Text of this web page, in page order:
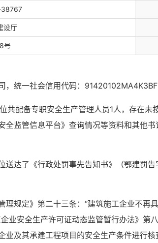
设厅
号
统一社会信用代码：
共配备专职安全生产管理人员1人，存在
全监管信息平台》 查询情况等资料和其他书
送达了《行政处罚事先告知书》（鄂建罚告
理规定》第二十三条： “建筑施工企业不再
企业安全生产许可证动态监管暂行办法》第
业及其承建工程项目的安全生产条件进行